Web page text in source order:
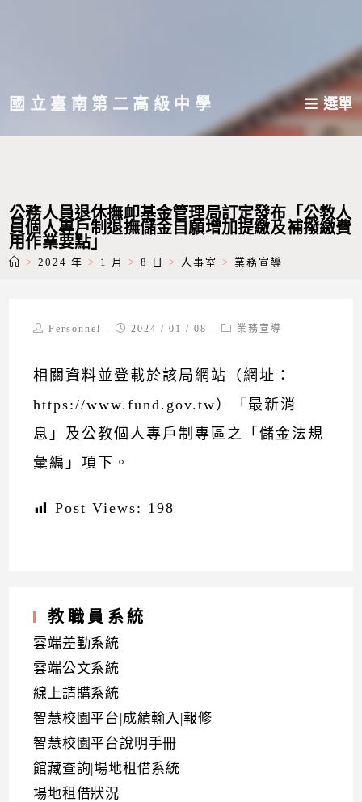
主國立臺南第二高級中學 選單
公務人員退休撫卹基金管理局訂定發布「公教人
員個人專戶制退撫儲金自願增加提繳及補撥繳費
用作業要點」
> 2024 年 > 1 月 > 8 日 > 人事室 > 業務宣導
PostPersonnel
Post2024 / 01 / 08
Post業務宣導
相關資料並登載於該局網站（網址：
https://www.fund.gov.tw）
「最新消
息」 及公教個人專戶制專區之
「儲金法規
彙編」項下。
Post Views: 198
教職員系統
雲端差勤系統
雲端公文系統
線上請購系統
智慧校園平台|成績輸入|報修
智慧校園平台說明手冊
館藏查詢|場地租借系統
場地租借狀況